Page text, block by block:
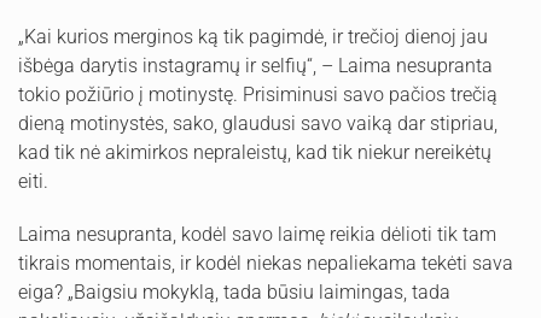
„Kai kurios merginos ką tik pagimdė, ir trečioj dienoj jau
išbėga darytis instagramų ir selfių“, – Laima nesupranta
tokio požiūrio į motinystę. Prisiminusi savo pačios trečią
dieną motinystės, sako, glaudusi savo vaiką dar stipriau,
kad tik nė akimirkos nepraleistų, kad tik niekur nereikėtų
eiti.
Laima nesupranta, kodėl savo laimę reikia dėlioti tik tam
tikrais momentais, ir kodėl niekas nepaliekama tekėti sava
eiga? „Baigsiu mokyklą, tada būsiu laimingas, tada